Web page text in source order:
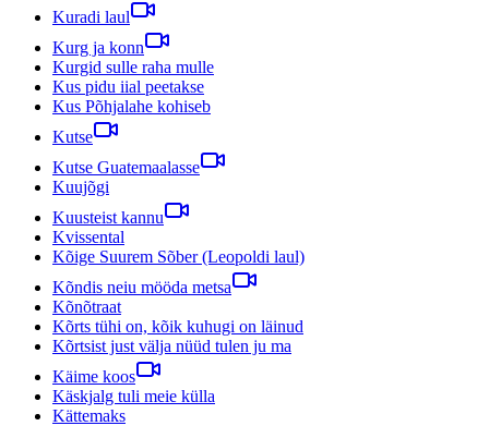
Kuradi laul
Kurg ja konn
Kurgid sulle raha mulle
Kus pidu iial peetakse
Kus Põhjalahe kohiseb
Kutse
Kutse Guatemaalasse
Kuujõgi
Kuusteist kannu
Kvissental
Kõige Suurem Sõber (Leopoldi laul)
Kõndis neiu mööda metsa
Kõnõtraat
Kõrts tühi on, kõik kuhugi on läinud
Kõrtsist just välja nüüd tulen ju ma
Käime koos
Käskjalg tuli meie külla
Kättemaks